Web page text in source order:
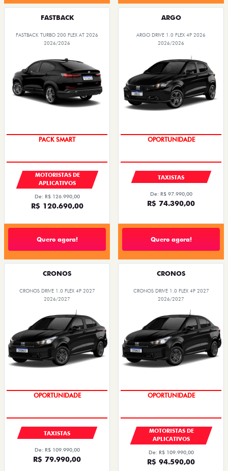
FASTBACK
FASTBACK TURBO 200 FLEX AT 2026
2026/2026
PACK SMART
MOTORISTAS DE
APLICATIVOS
De: R$ 126.990,00
R$ 120.690,00
Quero agora!
ARGO
ARGO DRIVE 1.0 FLEX 4P 2026
2026/2026
OPORTUNIDADE
TAXISTAS
De: R$ 97.990,00
R$ 74.390,00
Quero agora!
CRONOS
CRONOS DRIVE 1.0 FLEX 4P 2027
2026/2027
OPORTUNIDADE
TAXISTAS
De: R$ 109.990,00
R$ 79.990,00
CRONOS
CRONOS DRIVE 1.0 FLEX 4P 2027
2026/2027
OPORTUNIDADE
MOTORISTAS DE
APLICATIVOS
De: R$ 109.990,00
R$ 94.590,00